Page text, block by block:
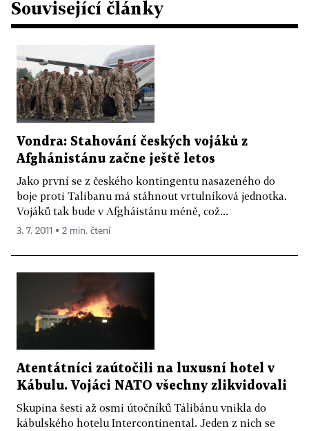
Související články
Vondra: Stahování českých vojáků z
Afghánistánu začne ještě letos
Jako první se z českého kontingentu nasazeného do
boje proti Talibanu má stáhnout vrtulníková jednotka.
Vojáků tak bude v Afgháistánu méně, což...
3. 7. 2011 ▪ 2 min. čtení
Atentátníci zaútočili na luxusní hotel v
Kábulu. Vojáci NATO všechny zlikvidovali
Skupina šesti až osmi útočníků Tálibánu vnikla do
kábulského hotelu Intercontinental. Jeden z nich se